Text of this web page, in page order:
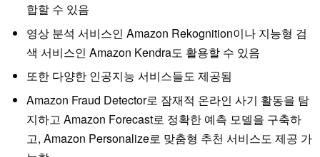
합할 수 있음
영상 분석 서비스인 Amazon Rekognition이나 지능형 검
색 서비스인 Amazon Kendra도 활용할 수 있음
또한 다양한 인공지능 서비스들도 제공됨
Amazon Fraud Detector로 잠재적 온라인 사기 활동을 탐
지하고 Amazon Forecast로 정확한 예측 모델을 구축하
고, Amazon Personalize로 맞춤형 추천 서비스도 제공 가